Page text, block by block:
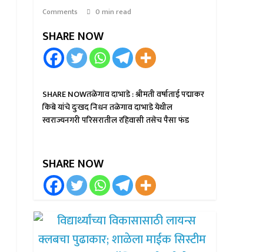
Comments
0 min read
SHARE NOW
SHARE NOWतळेगाव दाभाडे : श्रीमती वर्षाताई पद्माकर
किबे यांचे दुःखद निधन तळेगाव दाभाडे येथील
स्वराज्यनगरी परिसरातील रहिवासी तसेच पैसा फंड
SHARE NOW